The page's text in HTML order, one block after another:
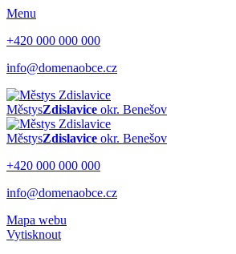
Menu
+420 000 000 000
info@domenaobce.cz
MěstysZdislavice okr. Benešov
MěstysZdislavice okr. Benešov
+420 000 000 000
info@domenaobce.cz
Mapa webu
Vytisknout